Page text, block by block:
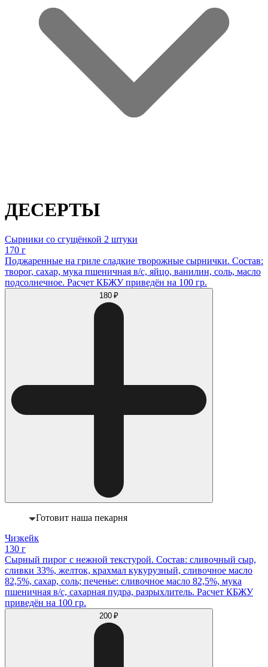
ДЕСЕРТЫ
Сырники со сгущёнкой 2 штуки
170 г
Поджаренные на гриле сладкие творожные сырнички. Состав:
творог, сахар, мука пшеничная в/с, яйцо, ванилин, соль, масло
подсолнечное. Расчет КБЖУ приведён на 100 гр.
180 ₽
Готовит наша пекарня
Чизкейк
130 г
Сырный пирог с нежной текстурой. Состав: сливочный сыр,
сливки 33%, желток, крахмал кукурузный, сливочное масло
82,5%, сахар, соль; печенье: сливочное масло 82,5%, мука
пшеничная в/с, сахарная пудра, разрыхлитель. Расчет КБЖУ
приведён на 100 гр.
200 ₽